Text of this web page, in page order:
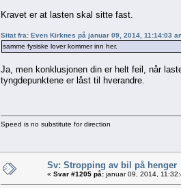
Kravet er at lasten skal sitte fast.
Sitat fra: Even Kirknes på januar 09, 2014, 11:14:03
samme fysiske lover kommer inn her.
Ja, men konklusjonen din er helt feil, når
tyngdepunktene er låst til hverandre.
Speed is no substitute for direction
Sv: Stropping av bil på henger
« Svar #1205 på: januar 09, 2014,